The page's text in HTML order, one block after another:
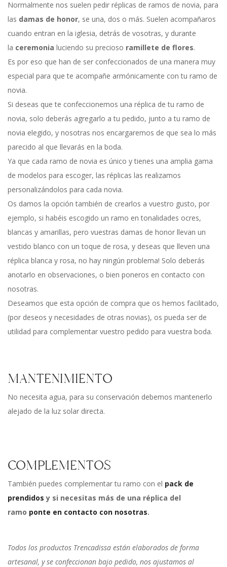
Normalmente nos suelen pedir réplicas de ramos de novia, para
las damas de honor, se una, dos o más. Suelen acompañaros
cuando entran en la iglesia, detrás de vosotras, y durante
la ceremonia luciendo su precioso ramillete de flores.
Es por eso que han de ser confeccionados de una manera muy
especial para que te acompañe armónicamente con tu ramo de
novia.
Si deseas que te confeccionemos una réplica de tu ramo de
novia, solo deberás agregarlo a tu pedido, junto a tu ramo de
novia elegido, y nosotras nos encargaremos de que sea lo más
parecido al que llevarás en la boda.
Ya que cada ramo de novia es único y tienes una amplia gama
de modelos para escoger, las réplicas las realizamos
personalizándolos para cada novia.
Os damos la opción también de crearlos a vuestro gusto, por
ejemplo, si habéis escogido un ramo en tonalidades ocres,
blancas y amarillas, pero vuestras damas de honor llevan un
vestido blanco con un toque de rosa, y deseas que lleven una
réplica blanca y rosa, no hay ningún problema! Solo deberás
anotarlo en observaciones, o bien poneros en contacto con
nosotras.
Deseamos que esta opción de compra que os hemos facilitado,
(por deseos y necesidades de otras novias), os pueda ser de
utilidad para complementar vuestro pedido para vuestra boda.
MANTENIMIENTO
No necesita agua, para su conservación debemos mantenerlo
alejado de la luz solar directa.
COMPLEMENTOS
También puedes complementar tu ramo con el pack de
prendidos y si necesitas más de una réplica del
ramo ponte en contacto con nosotras.
Todos los productos Trencadissa están elaborados de forma
artesanal, y se confeccionan bajo pedido, nos ajustamos al